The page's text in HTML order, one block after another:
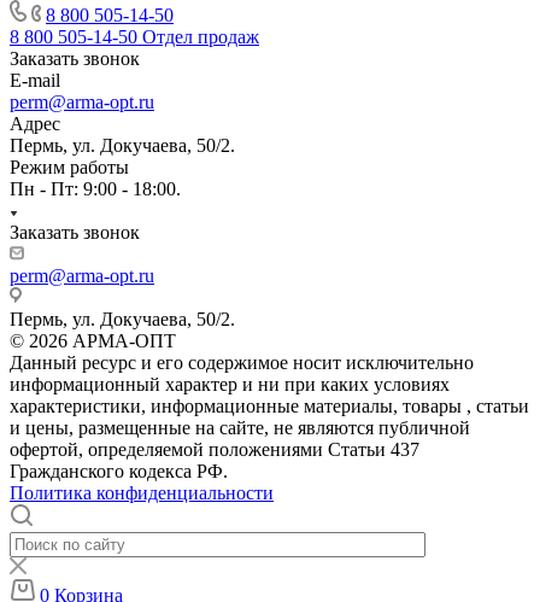
8 800 505-14-50
8 800 505-14-50 Отдел продаж
Заказать звонок
E-mail
perm@arma-opt.ru
Адрес
Пермь, ул. Докучаева, 50/2.
Режим работы
Пн - Пт: 9:00 - 18:00.
Заказать звонок
perm@arma-opt.ru
Пермь, ул. Докучаева, 50/2.
© 2026 АРМА-ОПТ
Данный ресурс и его содержимое носит исключительно
информационный характер и ни при каких условиях
характеристики, информационные материалы, товары , статьи
и цены, размещенные на сайте, не являются публичной
офертой, определяемой положениями Статьи 437
Гражданского кодекса РФ.
Политика конфиденциальности
0 Корзина